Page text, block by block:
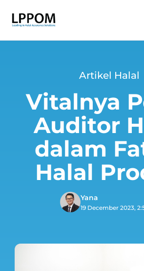
Artikel Halal
Vitalnya
Auditor
dalam
Halal
Yana
19 December 2023,